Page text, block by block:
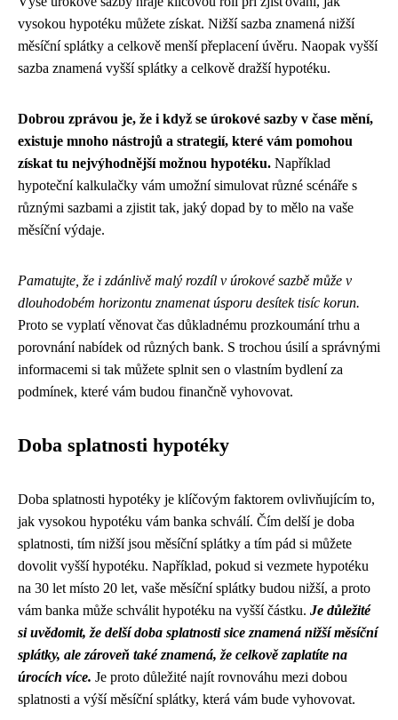
vysokou hypotéku můžete získat. Nižší sazba znamená nižší
měsíční splátky a celkově menší přeplacení úvěru. Naopak vyšší
sazba znamená vyšší splátky a celkově dražší hypotéku.
Dobrou zprávou je, že i když se úrokové sazby v čase mění,
existuje mnoho nástrojů a strategií, které vám pomohou
získat tu nejvýhodnější možnou hypotéku. Například
hypoteční kalkulačky vám umožní simulovat různé scénáře s
různými sazbami a zjistit tak, jaký dopad by to mělo na vaše
měsíční výdaje.
Pamatujte, že i zdánlivě malý rozdíl v úrokové sazbě může v
dlouhodobém horizontu znamenat úsporu desítek tisíc korun.
Proto se vyplatí věnovat čas důkladnému prozkoumání trhu a
porovnání nabídek od různých bank. S trochou úsilí a správnými
informacemi si tak můžete splnit sen o vlastním bydlení za
podmínek, které vám budou finančně vyhovovat.
Doba splatnosti hypotéky
Doba splatnosti hypotéky je klíčovým faktorem ovlivňujícím to,
jak vysokou hypotéku vám banka schválí. Čím delší je doba
splatnosti, tím nižší jsou měsíční splátky a tím pád si můžete
dovolit vyšší hypotéku. Například, pokud si vezmete hypotéku
na 30 let místo 20 let, vaše měsíční splátky budou nižší, a proto
vám banka může schválit hypotéku na vyšší částku. Je důležité
si uvědomit, že delší doba splatnosti sice znamená nižší měsíční
splátky, ale zároveň také znamená, že celkově zaplatíte na
úrocích více. Je proto důležité najít rovnováhu mezi dobou
splatnosti a výší měsíční splátky, která vám bude vyhovovat.